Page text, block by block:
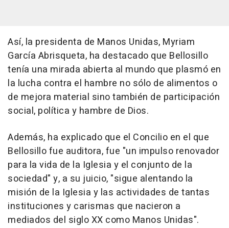
Así, la presidenta de Manos Unidas, Myriam
García Abrisqueta, ha destacado que Bellosillo
tenía una mirada abierta al mundo que plasmó en
la lucha contra el hambre no sólo de alimentos o
de mejora material sino también de participación
social, política y hambre de Dios.
Además, ha explicado que el Concilio en el que
Bellosillo fue auditora, fue "un impulso renovador
para la vida de la Iglesia y el conjunto de la
sociedad" y, a su juicio, "sigue alentando la
misión de la Iglesia y las actividades de tantas
instituciones y carismas que nacieron a
mediados del siglo XX como Manos Unidas".